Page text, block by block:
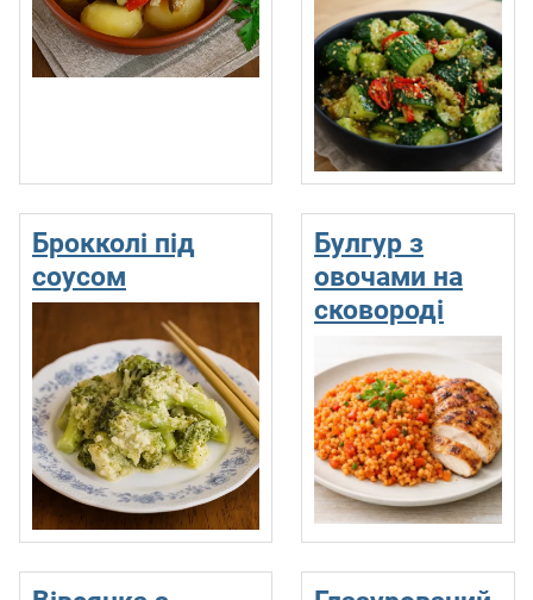
Брокколі під
соусом
Булгур з
овочами на
сковороді